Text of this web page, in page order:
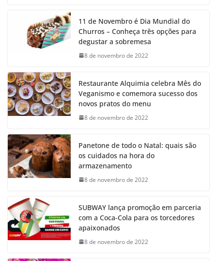
11 de Novembro é Dia Mundial do
Churros – Conheça três opções para
degustar a sobremesa
8 de novembro de 2022
Restaurante Alquimia celebra Mês do
Veganismo e comemora sucesso dos
novos pratos do menu
8 de novembro de 2022
Panetone de todo o Natal: quais são
os cuidados na hora do
armazenamento
8 de novembro de 2022
SUBWAY lança promoção em parceria
com a Coca-Cola para os torcedores
apaixonados
8 de novembro de 2022